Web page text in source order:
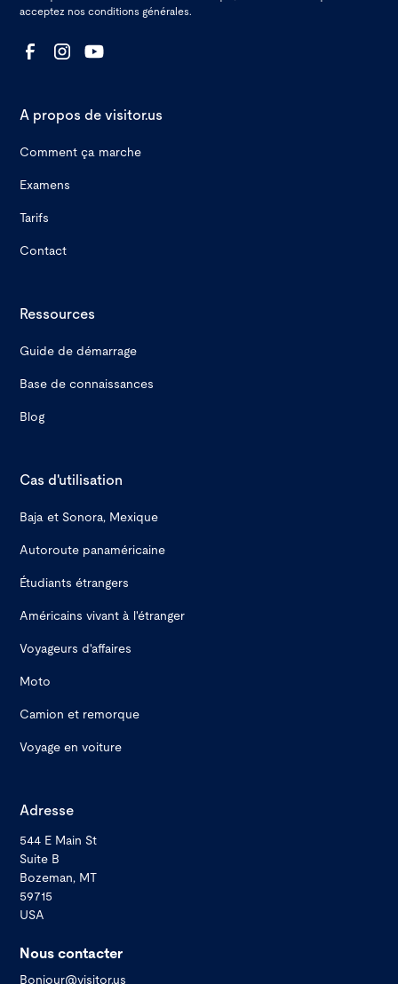
acceptez nosconditions générales.
A propos de visitor.us
Comment ça marche
Examens
Tarifs
Contact
Ressources
Guide de démarrage
Base de connaissances
Blog
Cas d'utilisation
Baja et Sonora, Mexique
Autoroute panaméricaine
Étudiants étrangers
Américains vivant à l'étranger
Voyageurs d'affaires
Moto
Camion et remorque
Voyage en voiture
Adresse
544 E Main St
Suite B
Bozeman, MT
59715
USA
Nous contacter
Bonjour@visitor.us